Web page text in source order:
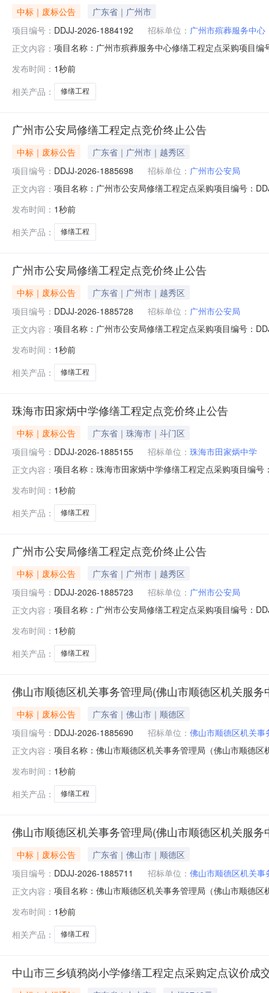
中标｜废标公告
广东省｜广州市
项目编号： DDJJ-2026-1884192 招标单位： 广州市殡葬服务中心
正文内容： 项目名称：广州市殡葬服务中心修缮工程定点采购项目
发布时间： 1秒前
相关产品：
修缮工程
广州市公安局修缮工程定点竞价终止公告
中标｜废标公告
广东省｜广州市｜越秀区
项目编号： DDJJ-2026-1885698 招标单位： 广州市公安局
正文内容： 项目名称：广州市公安局修缮工程定点采购项目编号：
发布时间： 1秒前
相关产品：
修缮工程
广州市公安局修缮工程定点竞价终止公告
中标｜废标公告
广东省｜广州市｜越秀区
项目编号： DDJJ-2026-1885728 招标单位： 广州市公安局
正文内容： 项目名称：广州市公安局修缮工程定点采购项目编号：
发布时间： 1秒前
相关产品：
修缮工程
珠海市田家炳中学修缮工程定点竞价终止公告
中标｜废标公告
广东省｜珠海市｜斗门区
项目编号： DDJJ-2026-1885155 招标单位： 珠海市田家炳中学
正文内容： 项目名称：珠海市田家炳中学修缮工程定点采购项目编
发布时间： 1秒前
相关产品：
修缮工程
广州市公安局修缮工程定点竞价终止公告
中标｜废标公告
广东省｜广州市｜越秀区
项目编号： DDJJ-2026-1885723 招标单位： 广州市公安局
正文内容： 项目名称：广州市公安局修缮工程定点采购项目编号：
发布时间： 1秒前
相关产品：
修缮工程
佛山市顺德区机关事务管理局(佛山市顺德区机关服
中标｜废标公告
广东省｜佛山市｜顺德区
项目编号： DDJJ-2026-1885690 招标单位： 佛山市顺德区机关
正文内容： 项目名称：佛山市顺德区机关事务管理局（佛山市顺德
发布时间： 1秒前
相关产品：
修缮工程
佛山市顺德区机关事务管理局(佛山市顺德区机关服
中标｜废标公告
广东省｜佛山市｜顺德区
项目编号： DDJJ-2026-1885711 招标单位： 佛山市顺德区机关
正文内容： 项目名称：佛山市顺德区机关事务管理局（佛山市顺德
发布时间： 1秒前
相关产品：
修缮工程
中山市三乡镇鸦岗小学修缮工程定点采购定点议价成